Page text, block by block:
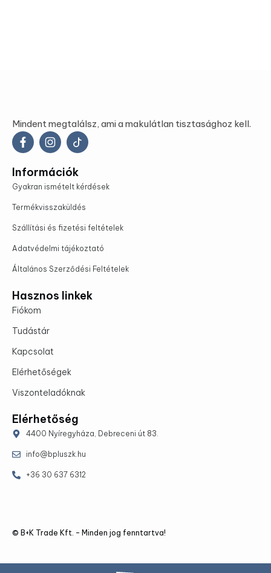
Mindent megtalálsz, ami a makulátlan tisztasághoz kell.
Információk
Gyakran ismételt kérdések
Termékvisszaküldés
Szállítási és fizetési feltételek
Adatvédelmi tájékoztató
Általános Szerződési Feltételek
Hasznos linkek
Fiókom
Tudástár
Kapcsolat
Elérhetőségek
Viszonteladóknak
Elérhetőség
4400 Nyíregyháza, Debreceni út 83.
info@bpluszk.hu
+36 30 637 6312
© B+K Trade Kft. – Minden jog fenntartva!